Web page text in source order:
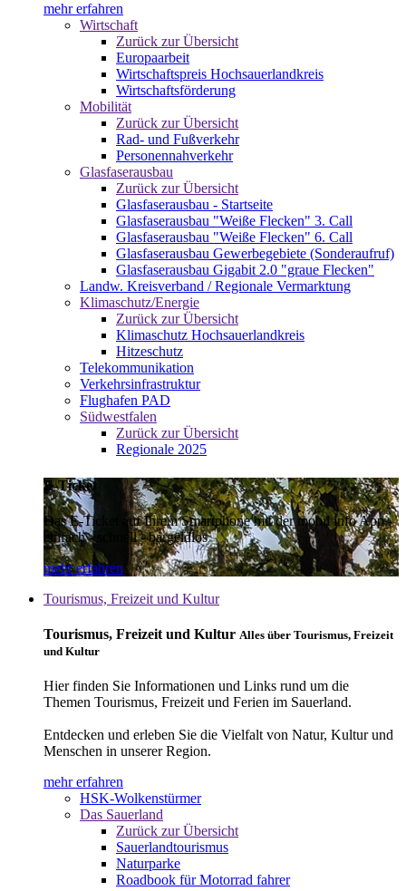
mehr erfahren
Wirtschaft
Zurück zur Übersicht
Europaarbeit
Wirtschaftspreis Hochsauerlandkreis
Wirtschaftsförderung
Mobilität
Zurück zur Übersicht
Rad- und Fußverkehr
Personennahverkehr
Glasfaserausbau
Zurück zur Übersicht
Glasfaserausbau - Startseite
Glasfaserausbau "Weiße Flecken" 3. Call
Glasfaserausbau "Weiße Flecken" 6. Call
Glasfaserausbau Gewerbegebiete (Sonderaufruf)
Glasfaserausbau Gigabit 2.0 "graue Flecken"
Landw. Kreisverband / Regionale Vermarktung
Klimaschutz/Energie
Zurück zur Übersicht
Klimaschutz Hochsauerlandkreis
Hitzeschutz
Telekommunikation
Verkehrsinfrastruktur
Flughafen PAD
Südwestfalen
Zurück zur Übersicht
Regionale 2025
E-Ticket
Das E-Ticket auf Ihrem Smartphone mit der mobil info App -
einfach - schnell - bargeldlos
mehr erfahren
Tourismus, Freizeit und Kultur
Tourismus, Freizeit und Kultur Alles über Tourismus, Freizeit
und Kultur
Hier finden Sie Informationen und Links rund um die
Themen Tourismus, Freizeit und Ferien im Sauerland.
Entdecken und erleben Sie die Vielfalt von Natur, Kultur und
Menschen in unserer Region.
mehr erfahren
HSK-Wolkenstürmer
Das Sauerland
Zurück zur Übersicht
Sauerlandtourismus
Naturparke
Roadbook für Motorrad fahrer